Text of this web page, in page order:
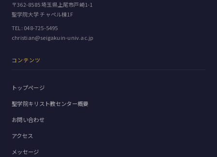
〒362-8585 埼玉県上尾市戸崎1-1
聖学院大学 チャペル棟1F
TEL: 048-725-5495
christian@seigakuin-univ.ac.jp
コンテンツ
トップページ
聖学院キリスト教センター概要
お問い合わせ
アクセス
メッセージ